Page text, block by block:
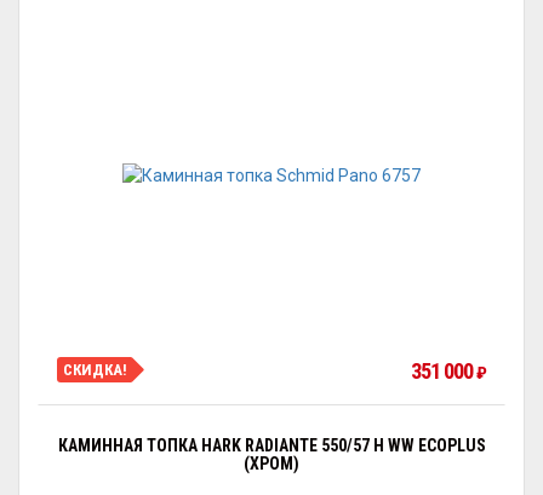
СКИДКА! 351 000₽
КАМИННАЯ ТОПКА HARK RADIANTE 550/57 H WW ECOPLUS
(ХРОМ)